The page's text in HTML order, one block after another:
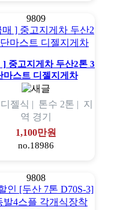
9809
] 중고지게차 두산2톤 3
마스트 디젤지게차
디젤식 | 톤수 2톤 | 지
역 경기
1,100만원
no.18986
9808